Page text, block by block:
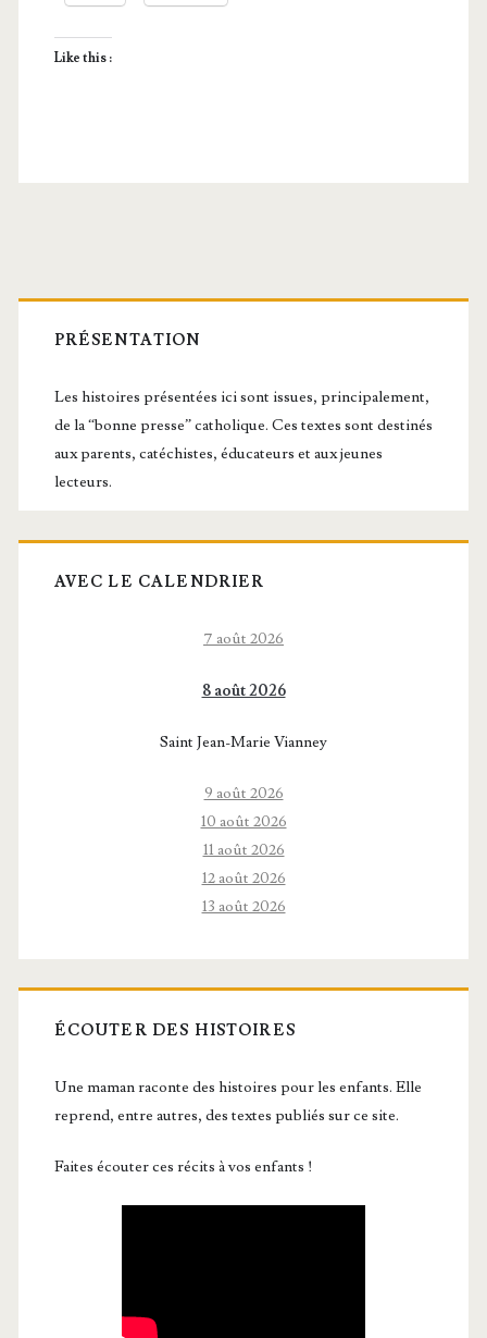
Like this :
Barre
latérale
principale
PRÉSENTATION
Les histoires présentées ici sont issues, principalement,
de la “bonne presse” catholique. Ces textes sont destinés
aux parents, catéchistes, éducateurs et aux jeunes
lecteurs.
AVEC LE CALENDRIER
7 août 2026
8 août 2026
Saint Jean-Marie Vianney
9 août 2026
10 août 2026
11 août 2026
12 août 2026
13 août 2026
ÉCOUTER DES HISTOIRES
Une maman raconte des histoires pour les enfants. Elle
reprend, entre autres, des textes publiés sur ce site.
Faites écouter ces récits à vos enfants !